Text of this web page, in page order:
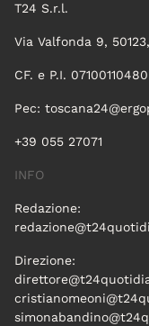
T24 S.r.l.
Via Valfonda 9,
CF. e P.I. 07100110480
Pec:
+39 055 27071
INFO
Redazione:
Direzione: